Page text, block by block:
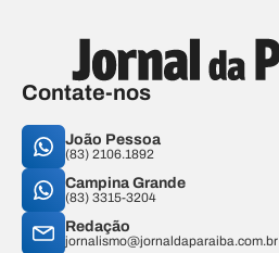
Contate-nos
João Pessoa
(83) 2106.1892
Campina Grande
(83) 3315-3204
Redação
jornalismo@jornaldaparaiba.com.br